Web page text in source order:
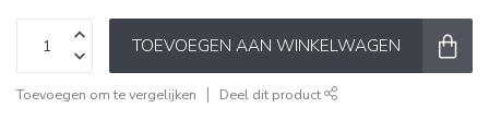
TOEVOEGEN AAN WINKELWAGEN
Toevoegen om te vergelijken Deel dit product